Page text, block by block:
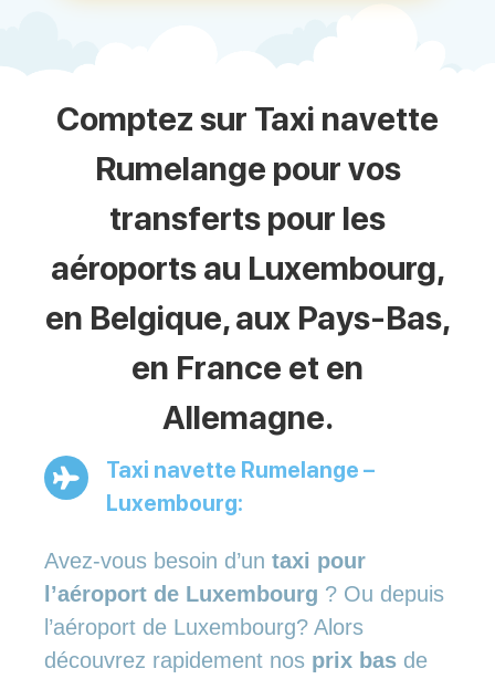
Comptez sur Taxi navette
Rumelange pour vos
transferts pour les
aéroports au Luxembourg,
en Belgique, aux Pays-Bas,
en France et en
Allemagne.
Taxi navette Rumelange –
Luxembourg:
Avez-vous besoin d’un taxi pour
l’aéroport de Luxembourg ? Ou depuis
l’aéroport de Luxembourg? Alors
découvrez rapidement nos prix bas de